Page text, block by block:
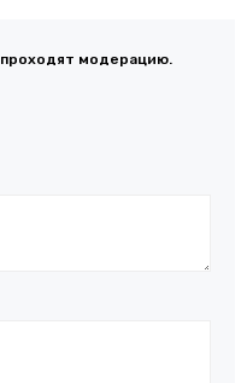
модерацию.